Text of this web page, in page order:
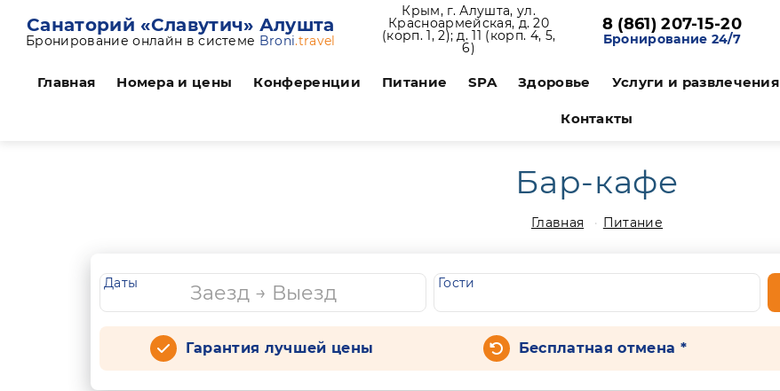
Санаторий «Славутич» Алушта
Бронирование онлайн в системе Broni.travel
Крым, г. Алушта, ул.
Красноармейская, д. 20
(корп. 1, 2); д. 11 (корп. 4, 5,
6)
8 (861) 207-15-20
Бронирование 24/7
Главная Номера и цены Конференции Питание SPA Здоровье Услуги и развлечения
Контакты
Бар-кафе
Главная Питание
Даты Гости
Гарантия лучшей цены Бесплатная отмена *